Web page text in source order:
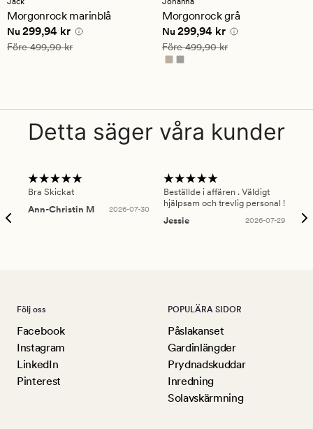
ett
genomsnittligt
betyg
på
4.5
Morgonrock marinblå
Nuvarande pris
Nu 299,94 kr
Ordinarie pris 499,90 kr
Före499,90 kr
ett
genomsnittligt
betyg
på
4.5
Morgonrock grå
Nuvarande pris
Nu 299,94 kr
Ordinarie pris 499,90 kr
Före499,90 kr
Detta säger våra kunder
Bra Skickat
Ann-Christin M
2026-07-30
Beställde i affären . Väldigt
hjälpsam och trevlig personal !
Jessie
2026-07-29
Följ oss
Facebook
Instagram
LinkedIn
Pinterest
POPULÄRA SIDOR
Påslakanset
Gardinlängder
Prydnadskuddar
Inredning
Solavskärmning